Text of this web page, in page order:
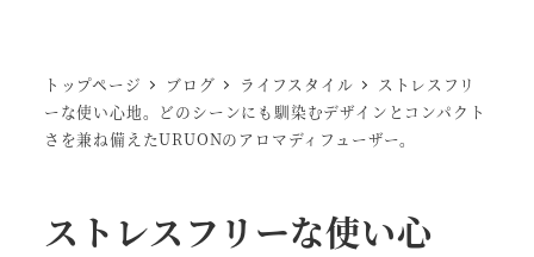
トップページ ブログ ライフスタイル
ストレスフリ
ーな使い心地。どのシーンにも馴染むデザインとコンパクト
さを兼ね備えたURUONのアロマディフューザー。
ストレスフリーな使い心